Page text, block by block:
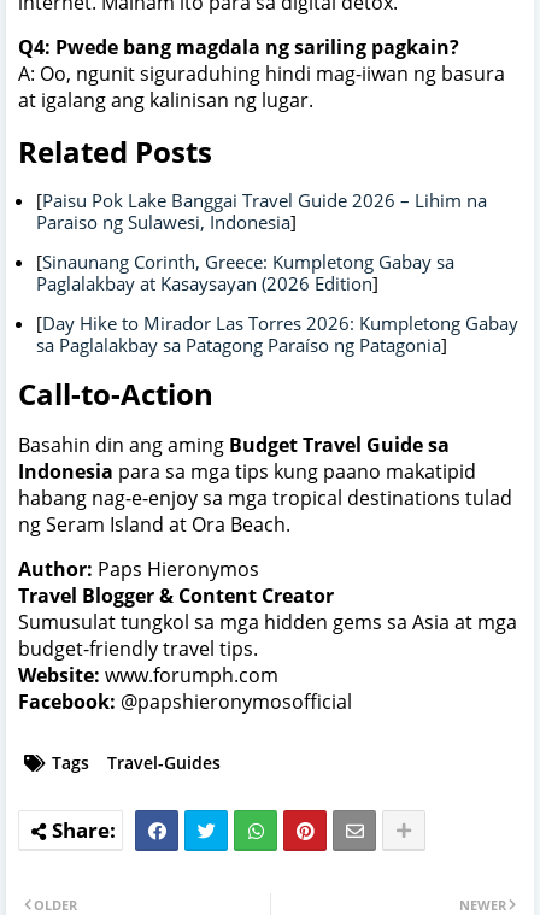
Q4: Pwede bang magdala ng sariling pagkain?
A: Oo, ngunit siguraduhing hindi mag-iiwan ng basura
at igalang ang kalinisan ng lugar.
Related Posts
[Paisu Pok Lake Banggai Travel Guide 2026 – Lihim na
Paraiso ng Sulawesi, Indonesia]
[Sinaunang Corinth, Greece: Kumpletong Gabay sa
Paglalakbay at Kasaysayan (2026 Edition]
[Day Hike to Mirador Las Torres 2026: Kumpletong Gabay
sa Paglalakbay sa Patagong Paraíso ng Patagonia]
Call-to-Action
Basahin din ang aming Budget Travel Guide sa
Indonesia para sa mga tips kung paano makatipid
habang nag-e-enjoy sa mga tropical destinations tulad
ng Seram Island at Ora Beach.
Author: Paps Hieronymos
Travel Blogger & Content Creator
Sumusulat tungkol sa mga hidden gems sa Asia at mga
budget-friendly travel tips.
Website: www.forumph.com
Facebook: @papshieronymosofficial
Tags Travel-Guides
NEWER
OLDER